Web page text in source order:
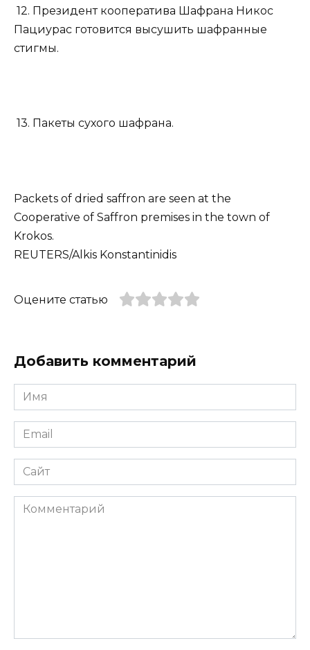
12. Президент кооператива Шафрана Никос
Пациурас готовится высушить шафранные
стигмы.
13. Пакеты сухого шафрана.
Packets of dried saffron are seen at the
Cooperative of Saffron premises in the town of
Krokos.
REUTERS/Alkis Konstantinidis
Оцените статью
Добавить комментарий
Имя
*
Email
*
Сайт
Комментарий